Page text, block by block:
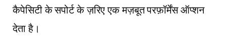
कैपेसिटी के सपोर्ट के ज़रिए एक मज़बूत परफ़ॉर्मेंस ऑप्शन
देता है।